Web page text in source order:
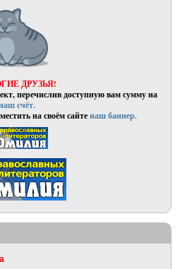
ДРУЗЬЯ!
перечислив доступную вам сумму на
счёт.
на своём сайтенаш баннер.